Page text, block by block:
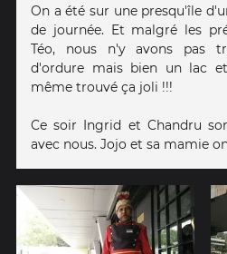
On a été sur une presqu'île
de journée. Et malgré les
Téo, nous n'y avons pas
d'ordure mais bien un lac
même trouvé ça joli !!!
Ce soir Ingrid et Chandru
avec nous. Jojo et sa mamie